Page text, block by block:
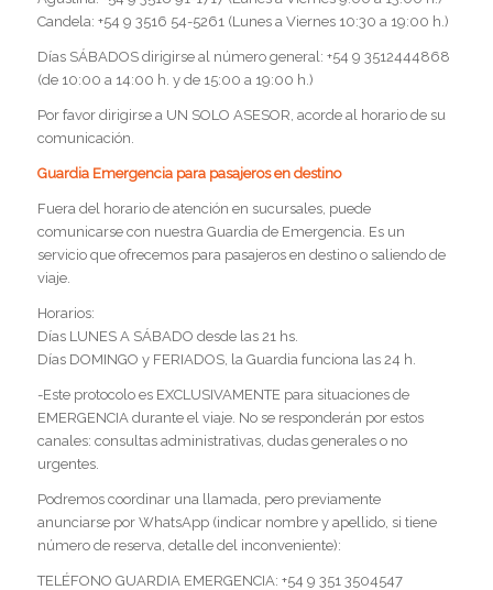
Candela: +54 9 3516 54-5261 (Lunes a Viernes 10:30 a 19:00 h.)
Días SÁBADOS dirigirse al número general: +54 9 3512444868
(de 10:00 a 14:00 h. y de 15:00 a 19:00 h.)
Por favor dirigirse a UN SOLO ASESOR, acorde al horario de su
comunicación.
Guardia Emergencia para pasajeros en destino
Fuera del horario de atención en sucursales, puede
comunicarse con nuestra Guardia de Emergencia. Es un
servicio que ofrecemos para pasajeros en destino o saliendo de
viaje.
Horarios:
Días LUNES A SÁBADO desde las 21 hs.
Días DOMINGO y FERIADOS, la Guardia funciona las 24 h.
-Este protocolo es EXCLUSIVAMENTE para situaciones de
EMERGENCIA durante el viaje. No se responderán por estos
canales: consultas administrativas, dudas generales o no
urgentes.
Podremos coordinar una llamada, pero previamente
anunciarse por WhatsApp (indicar nombre y apellido, si tiene
número de reserva, detalle del inconveniente):
TELÉFONO GUARDIA EMERGENCIA: +54 9 351 3504547